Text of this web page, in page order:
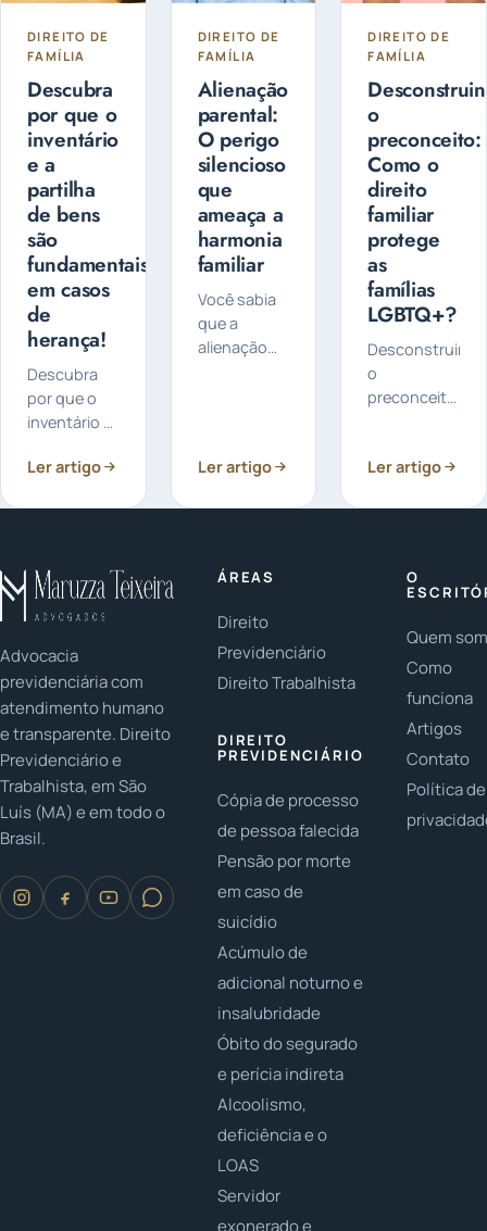
Exclusiva
DIREITO DE
FAMÍLIA
Descubra
por que o
inventário
e a
partilha
de bens
são
fundamentais
em casos
de
herança!
Descubra
por que o
inventário e
bens são
Você já
parou para
pensar na
Ler artigo
DIREITO DE
FAMÍLIA
Alienação
parental:
O perigo
silencioso
que
ameaça a
harmonia
familiar
Você sabia
que a
alienação
pode afetar
entre pais e
fundamental
Ler artigo
DIREITO DE
FAMÍLIA
o
preconceito:
Como o
direito
familiar
protege
as
famílias
LGBTQ+?
Desconstruindo
o
preconceito:
familiar
LGBTQ+ têm
Ler artigo
Advocacia
previdenciária com
atendimento humano
e transparente. Direito
Previdenciário e
Trabalhista, em São
Luís (MA) e em todo o
Brasil.
ÁREAS
Direito
Previdenciário
Direito Trabalhista
DIREITO
PREVIDENCIÁRIO
Cópia de processo
de pessoa falecida
Pensão por morte
em caso de
suicídio
Acúmulo de
adicional noturno e
insalubridade
Óbito do segurado
e perícia indireta
Alcoolismo,
deficiência e o
LOAS
Servidor
exonerado e
O
Quem
Como
funciona
Artigos
Contato
Política de